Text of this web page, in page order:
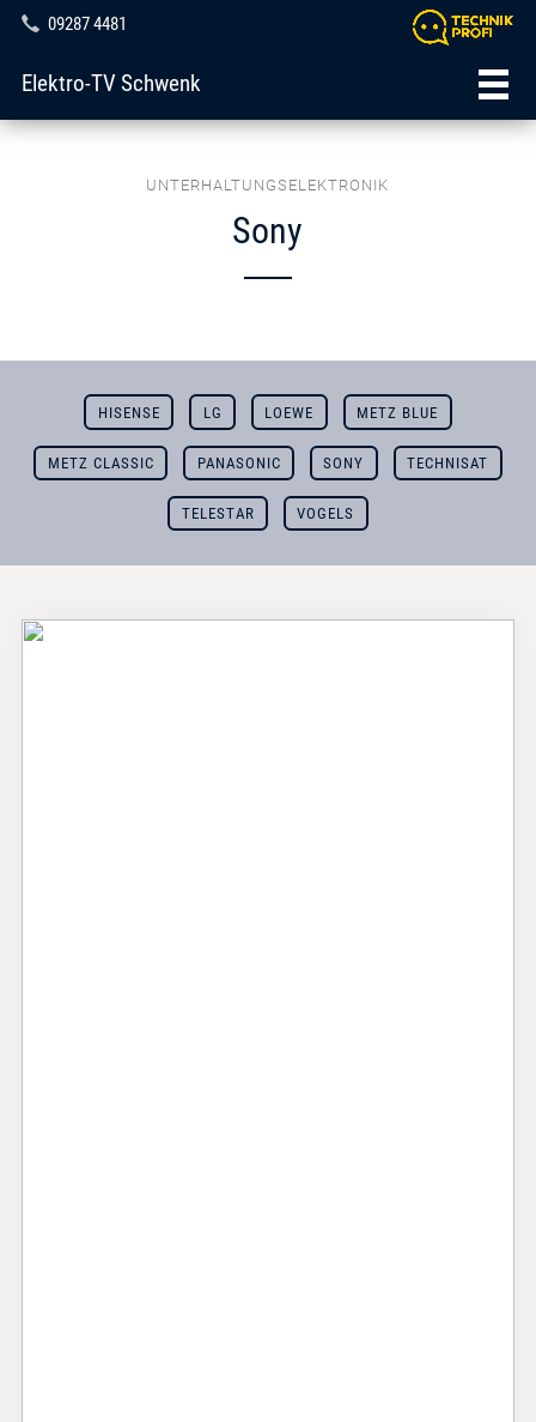
09287 4481
Elektro-TV Schwenk
UNTERHALTUNGSELEKTRONIK
Sony
HISENSE LG LOEWE METZ BLUE
METZ CLASSIC PANASONIC SONY TECHNISAT
TELESTAR VOGELS